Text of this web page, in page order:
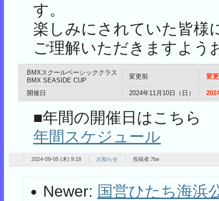
す。
楽しみにされていた皆様
ご理解いただきますよう
BMXスクールベーシッククラス
BMX SEASIDE CUP
変更前 変
開催日 2024年11月10日（日）
■年間の開催日はこちら
年間スケジュール
2024-09-05 (木) 9:18 お知らせ 投稿者:7be
Newer: 国営ひたち海浜